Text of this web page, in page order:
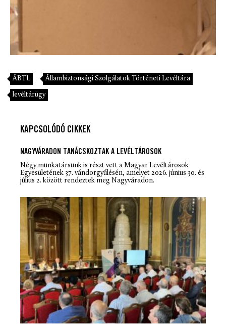
ÁBTL Állambiztonsági Szolgálatok Történeti Levéltára
levéltárügy
KAPCSOLÓDÓ CIKKEK
NAGYVÁRADON TANÁCSKOZTAK A LEVÉLTÁROSOK
Négy munkatársunk is részt vett a Magyar Levéltárosok
Egyesületének 37. vándorgyűlésén, amelyet 2026. június 30. és
július 2. között rendeztek meg Nagyváradon.